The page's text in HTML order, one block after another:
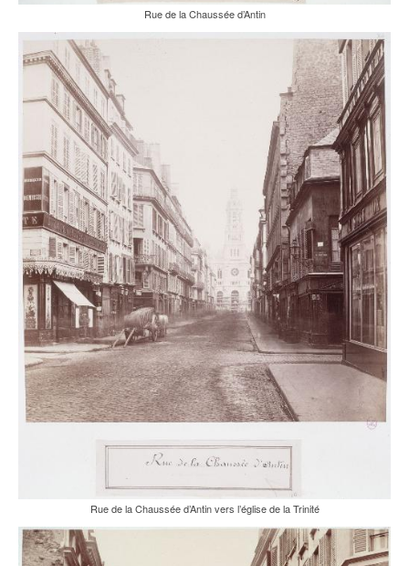
Rue de la Chaussée d’Antin
Rue de la Chaussée d’Antin vers l’église de la Trinité